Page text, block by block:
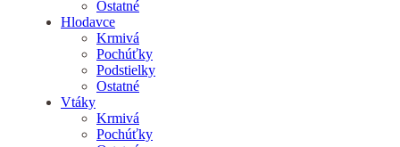
Ostatné
Hlodavce
Krmivá
Pochúťky
Podstielky
Ostatné
Vtáky
Krmivá
Pochúťky